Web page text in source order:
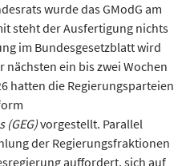
wurde das GModG am
steht der Ausfertigung nichts
im Bundesgesetzblatt wird
ein bis zwei Wochen
hatten die Regierungsparteien
(GEG)vorgestellt. Parallel
der Regierungsfraktionen
auffordert, sich auf